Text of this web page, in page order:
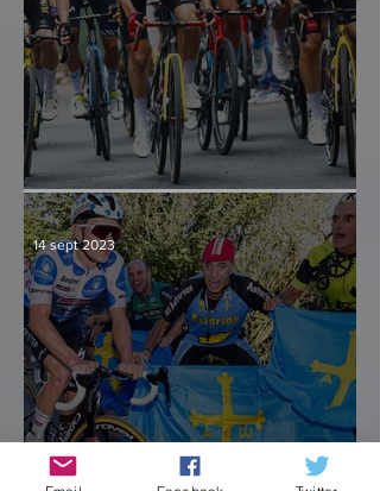
Culminación y consenso
Un primer cajón sólido
14 sept 2023